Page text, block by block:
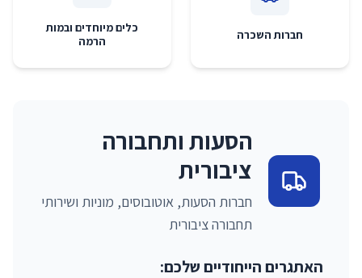
חברות השכרה
כלים מיוחדים ובמות
הרמה
הסעות ותחבורה
ציבורית
חברות הסעות, אוטובוסים, מוניות ושירותי
תחבורה ציבורית
האתגרים הייחודיים שלכם: